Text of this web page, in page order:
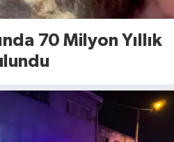
70 Milyon Yıllık